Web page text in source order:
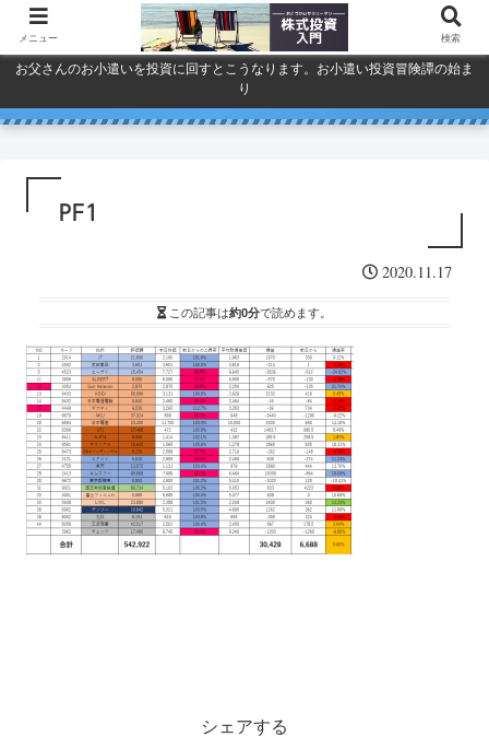
お父さんのお小遣いを投資に回すとこうなります。お小遣い投資冒険譚の始ま
り
PF1
2020.11.17
この記事は約0分で読めます。
シェアする
メニュー 検索